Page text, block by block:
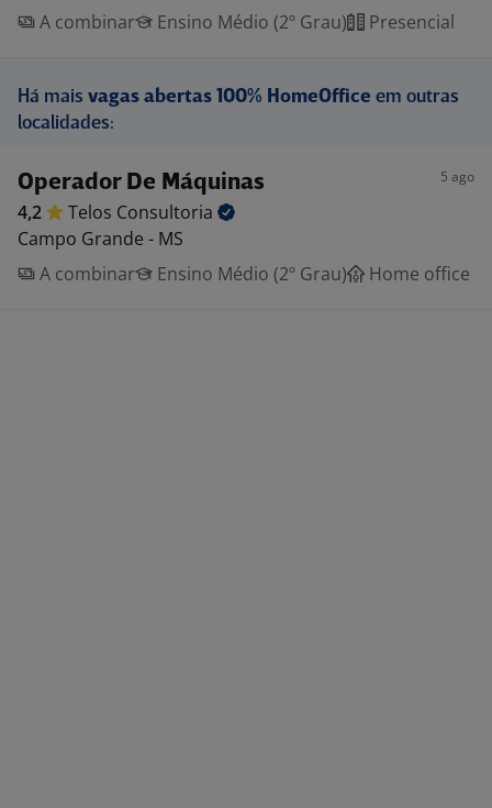
A combinar
Ensino Médio (2º Grau) Presencial
Há mais vagas abertas 100% HomeOffice em outras
localidades:
Operador De Máquinas 5 ago
4,2 Telos Consultoria
Campo Grande - MS
A combinar
Ensino Médio (2º Grau) Home office